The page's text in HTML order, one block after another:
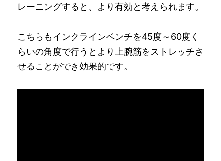
レーニングすると、より有効と考えられます。
こちらもインクラインベンチを45度～60度く
らいの角度で行うとより上腕筋をストレッチさ
せることができ効果的です。